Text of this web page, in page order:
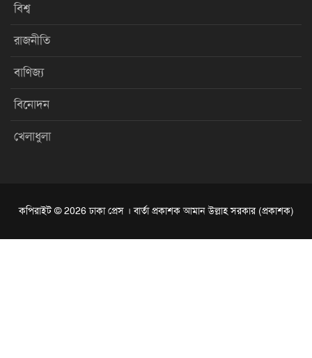
বিশ্ব
রাজনীতি
বাণিজ্য
বিনোদন
খেলাধুলা
কপিরাইট © 2026 ঢাকা প্রেস । বার্তা প্রকাশক আমান উল্লাহ সরকার (প্রকাশক)